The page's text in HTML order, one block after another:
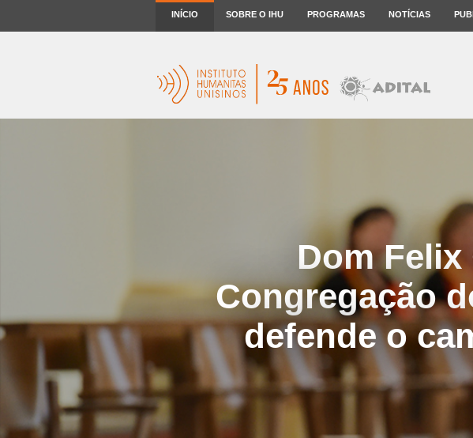
INÍCIO SOBRE O IHU PROGRAMAS NOTÍCIAS
Dom
Congregação
defende o